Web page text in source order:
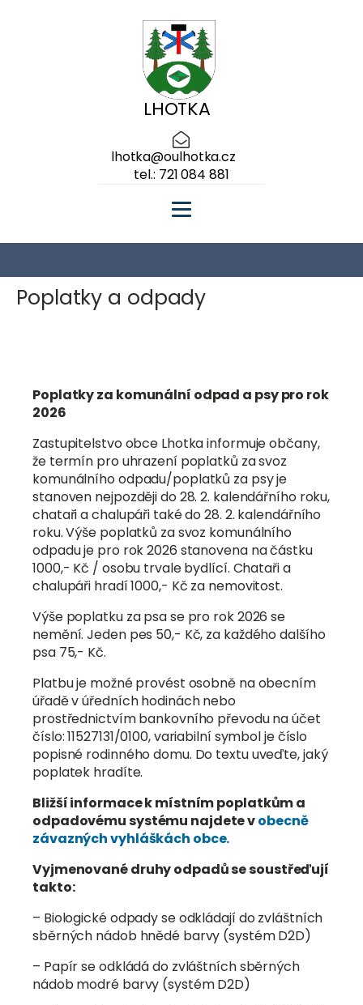
LHOTKA
lhotka@oulhotka.cz
tel.: 721 084 881
Poplatky a odpady
Poplatky za komunální odpad a psy pro rok
2026
Zastupitelstvo obce Lhotka informuje občany,
že termín pro uhrazení poplatků za svoz
komunálního odpadu/poplatků za psy je
stanoven nejpozději do 28. 2. kalendářního roku,
chataři a chalupáři také do 28. 2. kalendářního
roku. Výše poplatků za svoz komunálního
odpadu je pro rok 2026 stanovena na částku
1000,- Kč / osobu trvale bydlící. Chataři a
chalupáři hradí 1000,- Kč za nemovitost.
Výše poplatku za psa se pro rok 2026 se
nemění. Jeden pes 50,- Kč, za každého dalšího
psa 75,- Kč.
Platbu je možné provést osobně na obecním
úřadě v úředních hodinách nebo
prostřednictvím bankovního převodu na účet
číslo: 11527131/0100, variabilní symbol je číslo
popisné rodinného domu. Do textu uveďte, jaký
poplatek hradíte.
Bližší informace k místním poplatkům a
odpadovému systému najdete vobecně
závazných vyhláškách obce.
Vyjmenované druhy odpadů se soustřeďují
takto:
– Biologické odpady se odkládají do zvláštních
sběrných nádob hnědé barvy (systém D2D)
– Papír se odkládá do zvláštních sběrných
nádob modré barvy (systém D2D)